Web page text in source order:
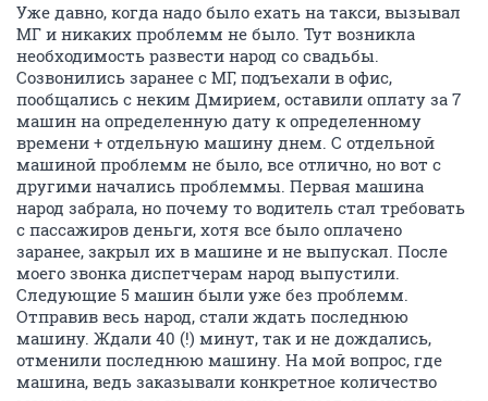
Уже давно, когда надо было ехать на такси, вызывал
МГ и никаких проблемм не было. Тут возникла
необходимость развести народ со свадьбы.
Созвонились заранее с МГ, подъехали в офис,
пообщались с неким Дмирием, оставили оплату за 7
машин на определенную дату к определенному
времени + отдельную машину днем. С отдельной
машиной проблемм не было, все отлично, но вот с
другими начались проблеммы. Первая машина
народ забрала, но почему то водитель стал требовать
с пассажиров деньги, хотя все было оплачено
заранее, закрыл их в машине и не выпускал. После
моего звонка диспетчерам народ выпустили.
Следующие 5 машин были уже без проблемм.
Отправив весь народ, стали ждать последнюю
машину. Ждали 40 (!) минут, так и не дождались,
отменили последнюю машину. На мой вопрос, где
машина, ведь заказывали конкретное количество